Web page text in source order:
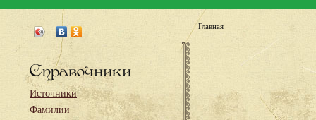
Справочники
Источники
Фамилии
Главная